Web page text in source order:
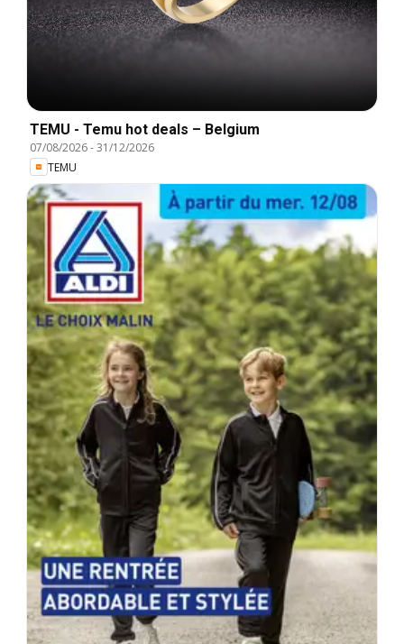
TEMU - Temu hot deals – Belgium
07/08/2026-31/12/2026
TEMU